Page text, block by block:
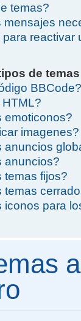
temas?
mensajes
reactivar
de temas
BBCode?
emoticonos?
imagenes?
anuncios
anuncios?
temas fijos?
temas
iconos para